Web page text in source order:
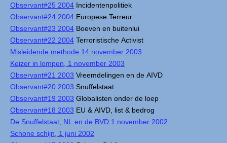
Observant#25 2004 Incidentenpolitiek
Observant#24 2004 Europese Terreur
Observant#23 2004 Boeven en buitenlui
Observant#22 2004 Terroristische Activist
Misleidende methode 14 november 2003
Keizer in lompen, 1 november 2003
Observant#21 2003 Vreemdelingen en de AIVD
Observant#20 2003 Snuffelstaat
Observant#19 2003 Globalisten onder de loep
Observant#18 2003 EU & AIVD, list & bedrog
De Snuffelstaat, NL en de BVD 1 november 2002
Schone schijn, 1 juni 2002